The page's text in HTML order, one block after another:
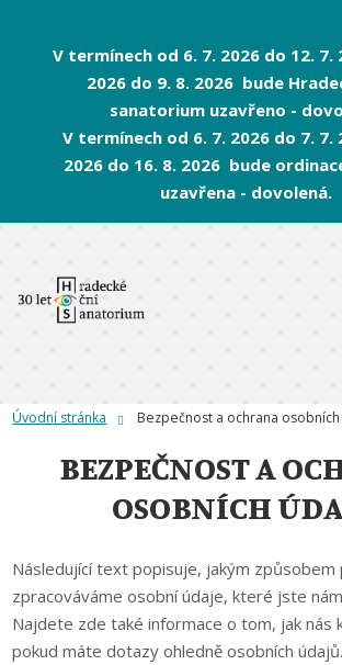
V termínech od 6. 7. 2026 do 12. 7.
2026 do 9. 8. 2026 bude
sanatorium uzavřeno -
V termínech od 6. 7. 2026 do 7. 7.
2026 do 16. 8. 2026 bude
uzavřena - dovolená.
Úvodní stránka Bezpečnost a ochrana
BEZPEČNOST A
OSOBNÍCH
Následující text popisuje, jakým způsobem
zpracováváme osobní údaje, které jste
Najdete zde také informace o tom, jak nás
pokud máte dotazy ohledně osobních